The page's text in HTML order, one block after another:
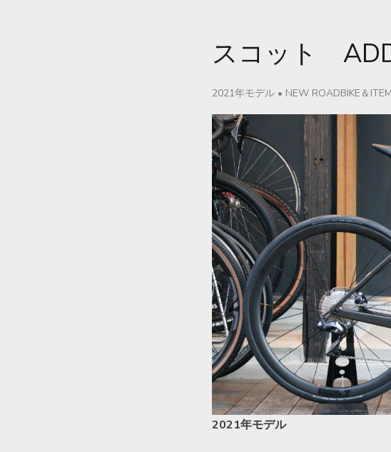
スコット
2021年モデル • NEW ROADBIKE＆
2021年モデル